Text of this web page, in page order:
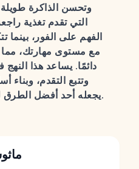
وتحسن الذاكرة
التي تقدم تغذية
الفهم على الفور، بينما
مع مستوى مهارتك،
دائمًا. يساعد هذا النهج
وتتبع التقدم،
يجعله أحد أفضل الطرق لتحقيق إتقان الرياضيات.